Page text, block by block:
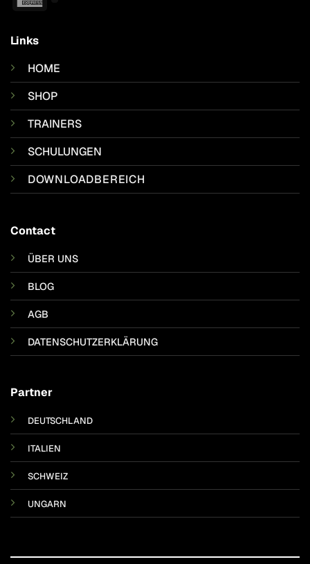
Links
HOME
SHOP
TRAINERS
SCHULUNGEN
DOWNLOADBEREICH
Contact
ÜBER UNS
BLOG
AGB
DATENSCHUTZERKLÄRUNG
Partner
DEUTSCHLAND
ITALIEN
SCHWEIZ
UNGARN